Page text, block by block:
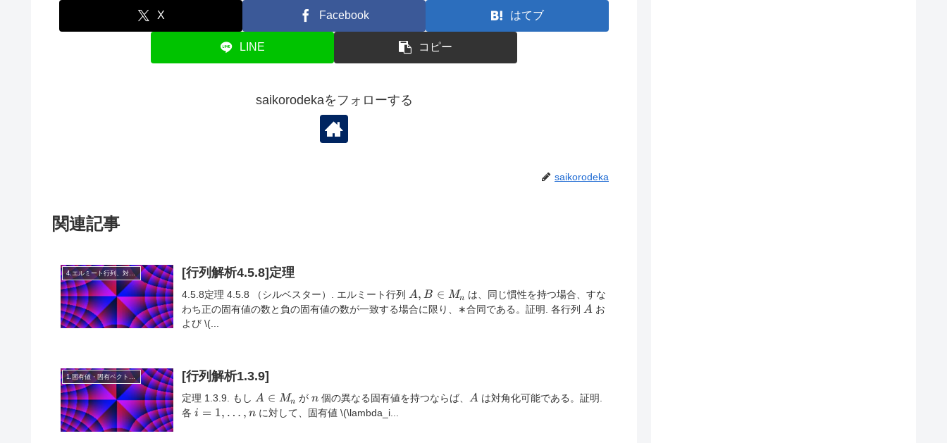
X Facebook はてブ
LINE コピー
saikorodekaをフォローする
saikorodeka
関連記事
4.エルミート行列、対称行列、合同行列 [行列解析4.5.8]定理
4.5.8定理 4.5.8 （シルベスター）. エルミート行列A, B
\in
A, B ∈ Mn は、同じ慣性を持つ場合、すな
わち正の固有値の数と負の固有値の数が一致する場合に限り、∗合同である。証明. 各行列A
A お
よび\(...
1.固有値・固有ベクトル・相似 [行列解析1.3.9]
定理 1.3.9. もし A
\in
A ∈ Mn が n
n個の異なる固有値を持つならば、 A
A は対角化可能である。証明.
各i = 1,
i = 1, … , nに対して、固有値 \(\lambda_i...